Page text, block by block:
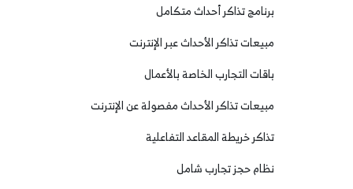
برنامج تذاكر أحداث متكامل
مبيعات تذاكر الأحداث عبر الإنترنت
باقات التجارب الخاصة بالأعمال
مبيعات تذاكر الأحداث مفصولة عن الإنترنت
تذاكر خريطة المقاعد التفاعلية
نظام حجز تجارب شامل